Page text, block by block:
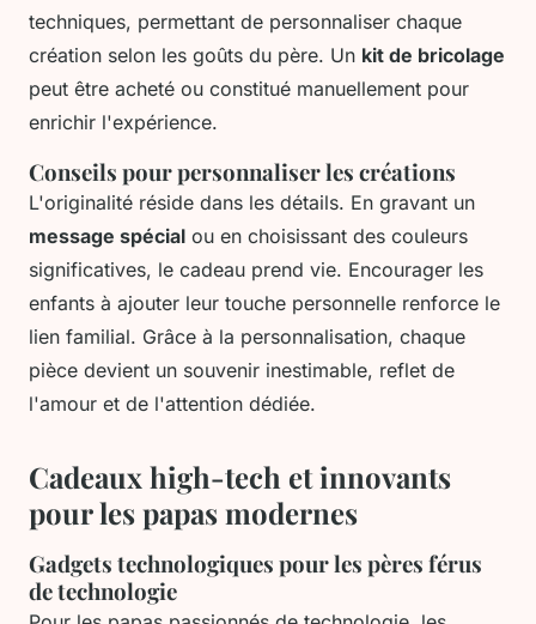
techniques, permettant de personnaliser chaque
création selon les goûts du père. Un kit de bricolage
peut être acheté ou constitué manuellement pour
enrichir l'expérience.
Conseils pour personnaliser les créations
L'originalité réside dans les détails. En gravant un
message spécial ou en choisissant des couleurs
significatives, le cadeau prend vie. Encourager les
enfants à ajouter leur touche personnelle renforce le
lien familial. Grâce à la personnalisation, chaque
pièce devient un souvenir inestimable, reflet de
l'amour et de l'attention dédiée.
Cadeaux high-tech et innovants
pour les papas modernes
Gadgets technologiques pour les pères férus
de technologie